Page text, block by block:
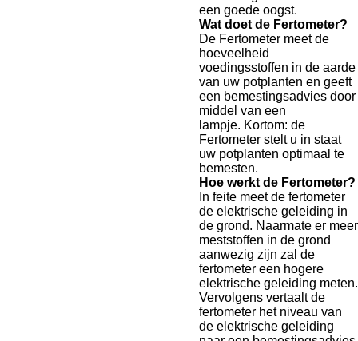
een goede oogst.
Wat doet de Fertometer?
De Fertometer meet de
hoeveelheid
voedingsstoffen in de aarde
van uw potplanten en geeft
een bemestingsadvies door
middel van een
lampje. Kortom: de
Fertometer stelt u in staat
uw potplanten optimaal te
bemesten.
Hoe werkt de Fertometer?
In feite meet de fertometer
de elektrische geleiding in
de grond. Naarmate er meer
meststoffen in de grond
aanwezig zijn zal de
fertometer een hogere
elektrische geleiding meten.
Vervolgens vertaalt de
fertometer het niveau van
de elektrische geleiding